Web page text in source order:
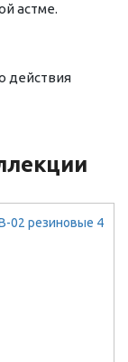
астме.